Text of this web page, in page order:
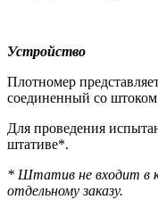
Устройство
Плотномер
соединенный со
Для проведения
штативе*.
* Штатив не входит в
отдельному заказу.